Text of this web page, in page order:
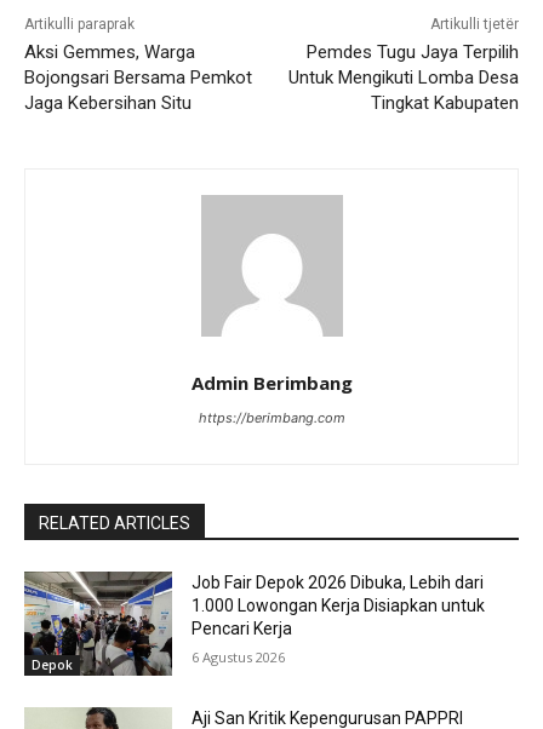
Artikulli paraprak
Aksi Gemmes, Warga
Bojongsari Bersama Pemkot
Jaga Kebersihan Situ
Artikulli tjetër
Pemdes Tugu Jaya Terpilih
Untuk Mengikuti Lomba Desa
Tingkat Kabupaten
Admin Berimbang
https://berimbang.com
RELATED ARTICLES
Depok
Job Fair Depok 2026 Dibuka, Lebih dari
1.000 Lowongan Kerja Disiapkan untuk
Pencari Kerja
6 Agustus 2026
Aji San Kritik Kepengurusan PAPPRI